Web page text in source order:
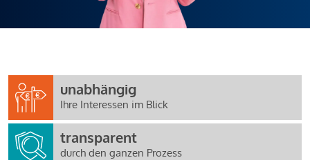
unabhängig
Ihre Interessen im Blick
transparent
durch den ganzen Prozess